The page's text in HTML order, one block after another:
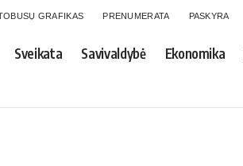
GRAFIKAS PRENUMERATA PASKYRA
Sveikata Savivaldybė Ekonomika